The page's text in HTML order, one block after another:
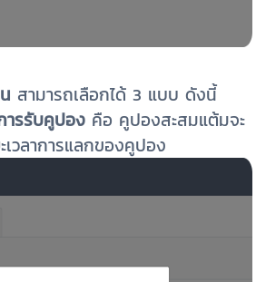
สามารถเลือกได้ 3 แบบ ดังนี้
ารรับคูปอง คือ คูปองสะสมแต้มจะ
วลาการแลกของคูปอง